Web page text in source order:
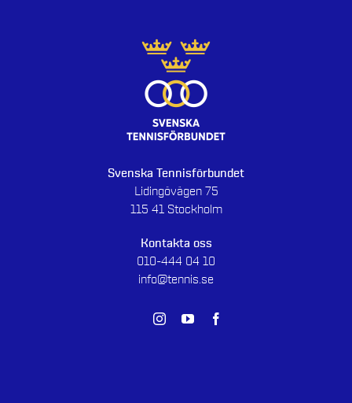
Svenska Tennisförbundet
Lidingövägen 75
115 41 Stockholm
Kontakta oss
010-444 04 10
info@tennis.se